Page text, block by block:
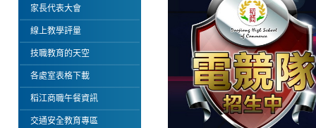
家長代表大會
線上教學評量
技職教育的天空
各處室表格下載
稻江商職午餐資訊
交通安全教育專區